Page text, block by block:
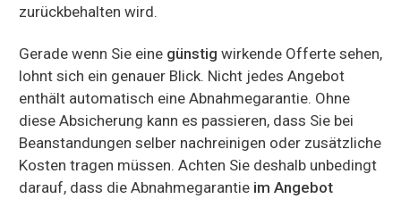
zurückbehalten wird.
Gerade wenn Sie eine günstig wirkende Offerte sehen,
lohnt sich ein genauer Blick. Nicht jedes Angebot
enthält automatisch eine Abnahmegarantie. Ohne
diese Absicherung kann es passieren, dass Sie bei
Beanstandungen selber nachreinigen oder zusätzliche
Kosten tragen müssen. Achten Sie deshalb unbedingt
darauf, dass die Abnahmegarantie im Angebot